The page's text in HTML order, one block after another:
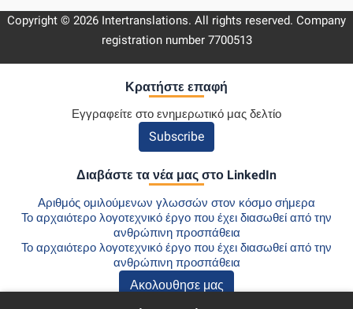
Copyright © 2026 Intertranslations. All rights reserved. Company
registration number 7700513
Κρατήστε επαφή
Εγγραφείτε στο ενημερωτικό μας δελτίο
Subscribe
Διαβάστε τα νέα μας στο LinkedIn
Αριθμός ομιλούμενων γλωσσών στον κόσμο σήμερα
Το αρχαιότερο λογοτεχνικό έργο που έχει διασωθεί από την
ανθρώπινη προσπάθεια
Το αρχαιότερο λογοτεχνικό έργο που έχει διασωθεί από την
ανθρώπινη προσπάθεια
Ακολουθησε μας